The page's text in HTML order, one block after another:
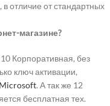
отличие от стандартных
магазине?
Корпоративная, без
ключ активации,
Microsoft. А так же 12
бесплатная тех.